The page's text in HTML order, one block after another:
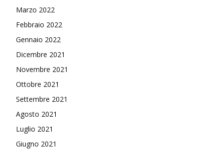
Marzo 2022
Febbraio 2022
Gennaio 2022
Dicembre 2021
Novembre 2021
Ottobre 2021
Settembre 2021
Agosto 2021
Luglio 2021
Giugno 2021